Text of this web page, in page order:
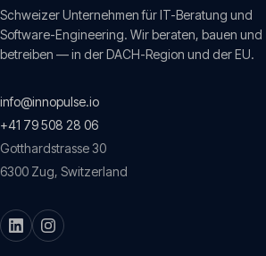
Schweizer Unternehmen für IT-Beratung und
Software-Engineering. Wir beraten, bauen und
betreiben — in der DACH-Region und der EU.
info@innopulse.io
+41 79 508 28 06
Gotthardstrasse 30
6300 Zug, Switzerland